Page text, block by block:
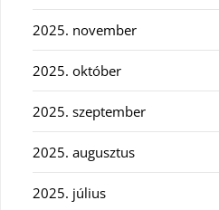
2025. november
2025. október
2025. szeptember
2025. augusztus
2025. július